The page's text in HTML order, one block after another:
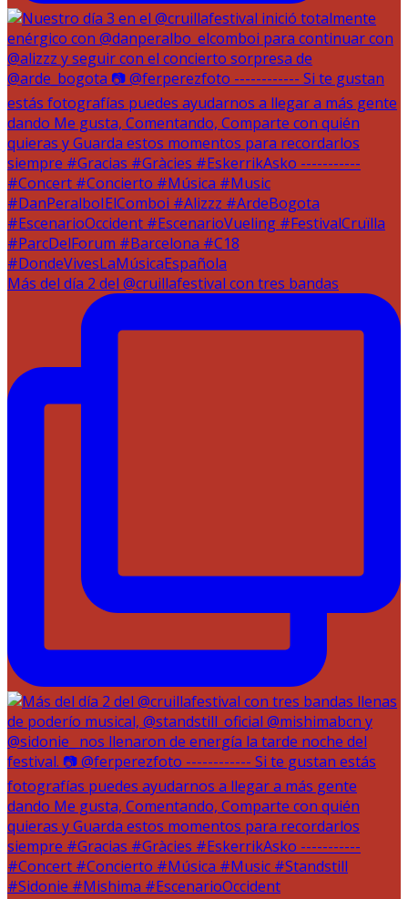
Más del día 2 del @cruillafestival con tres bandas